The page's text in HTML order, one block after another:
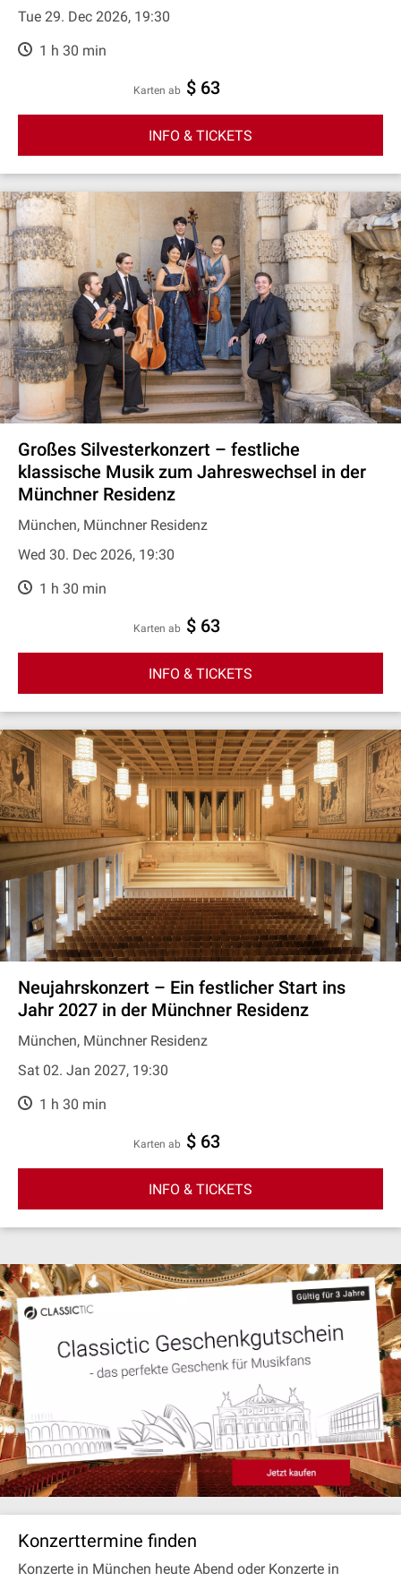
Tue 29. Dec 2026, 19:30
1 h 30 min
Karten ab $ 63
INFO & TICKETS
Großes Silvesterkonzert – festliche
klassische Musik zum Jahreswechsel in der
Münchner Residenz
München, Münchner Residenz
Wed 30. Dec 2026, 19:30
1 h 30 min
Karten ab $ 63
INFO & TICKETS
Neujahrskonzert – Ein festlicher Start ins
Jahr 2027 in der Münchner Residenz
München, Münchner Residenz
Sat 02. Jan 2027, 19:30
1 h 30 min
Karten ab $ 63
INFO & TICKETS
Konzerttermine finden
Konzerte in München heute Abend oder Konzerte in